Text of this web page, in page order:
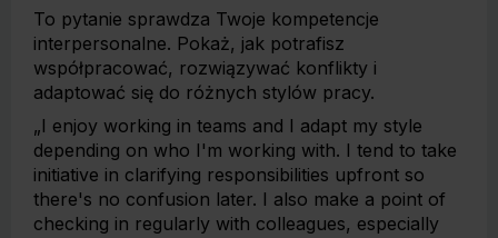
To pytanie sprawdza Twoje kompetencje
interpersonalne. Pokaż, jak potrafisz
współpracować, rozwiązywać konflikty i
adaptować się do różnych stylów pracy.
„I enjoy working in teams and I adapt my style
depending on who I'm working with. I tend to take
initiative in clarifying responsibilities upfront so
there's no confusion later. I also make a point of
checking in regularly with colleagues, especially